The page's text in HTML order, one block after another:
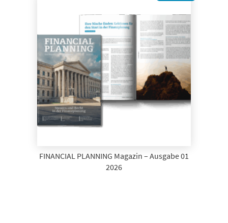
FINANCIAL PLANNING Magazin – Ausgabe 01
2026